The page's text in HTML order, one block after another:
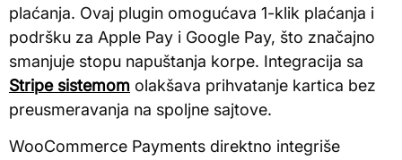
plaćanja. Ovaj plugin omogućava 1-klik plaćanja i
podršku za Apple Pay i Google Pay, što značajno
smanjuje stopu napuštanja korpe. Integracija sa
Stripe sistemom olakšava prihvatanje kartica bez
preusmeravanja na spoljne sajtove.
WooCommerce Payments direktno integriše